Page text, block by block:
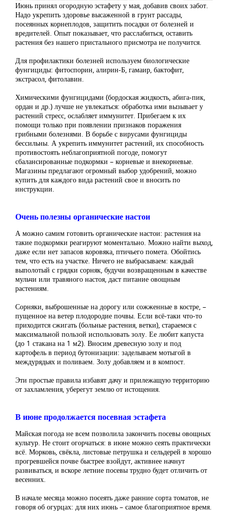
Июнь принял огородную эстафету у мая, добавив своих забот.
Надо укрепить здоровье высаженной в грунт рассады,
посеянных корнеплодов, защитить посадки от болезней и
вредителей. Опыт показывает, что расслабиться, оставить
растения без нашего пристального присмотра не получится.
Для профилактики болезней используем биологические
фунгициды: фитоспорин, алирин-Б, гамаир, бактофит,
экстрасол, фитолавин.
Химическими фунгицидами (бордоская жидкость, абига-пик,
ордан и др.) лучше не увлекаться: обработка ими вызывает у
растений стресс, ослабляет иммунитет. Прибегаем к их
помощи только при появлении признаков поражения
грибными болезнями. В борьбе с вирусами фунгициды
бессильны. А укрепить иммунитет растений, их способность
противостоять неблагоприятной погоде, помогут
сбалансированные подкормки – корневые и внекорневые.
Магазины предлагают огромный выбор удобрений, можно
купить для каждого вида растений свое и вносить по
инструкции.
Очень полезны органические настои
А можно самим готовить органические настои: растения на
такие подкормки реагируют моментально. Можно найти выход,
даже если нет запасов коровяка, птичьего помета. Обойтись
тем, что есть на участке. Ничего не выбрасываем: каждый
выполотый с грядки сорняк, будучи возвращенным в качестве
мульчи или травяного настоя, даст питание овощным
растениям.
Сорняки, выброшенные на дорогу или сожженные в костре, –
пущенное на ветер плодородие почвы. Если всё-таки что-то
приходится сжигать (больные растения, ветки), стараемся с
максимальной пользой использовать золу. Ее любит капуста
(до 1 стакана на 1 м2). Вносим древесную золу и под
картофель в период бутонизации: заделываем мотыгой в
междурядьях и поливаем. Золу добавляем и в компост.
Эти простые правила избавят дачу и прилежащую территорию
от захламления, уберегут землю от истощения.
В июне продолжается посевная эстафета
Майская погода не всем позволила закончить посевы овощных
культур. Не стоит огорчаться: в июне можно сеять практически
всё. Морковь, свёкла, листовые петрушка и сельдерей в хорошо
прогревшейся почве быстрее взойдут, активнее начнут
развиваться, и вскоре летние посевы трудно будет отличить от
весенних.
В начале месяца можно посеять даже ранние сорта томатов, не
говоря об огурцах: для них июнь – самое благоприятное время.